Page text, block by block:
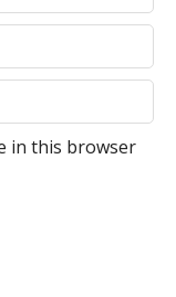
in this browser